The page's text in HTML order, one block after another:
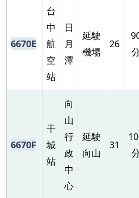
6670E
台
中
航
空
站
日
月
潭
延駛
機場
26
6670F
干
城
站
向
山
行
政
中
心
延駛
向山
31